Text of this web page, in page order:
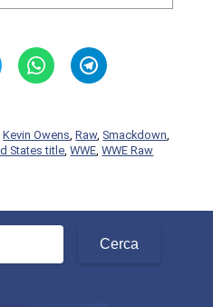
Kevin Owens,Raw,Smackdown,
States title,WWE,WWE Raw